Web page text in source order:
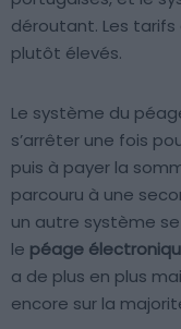
déroutant. Les
plutôt élevés.
Le système du
s’arrêter une fois
puis à payer la
parcouru à une
un autre système se
le péage
a de plus en plus
encore sur la